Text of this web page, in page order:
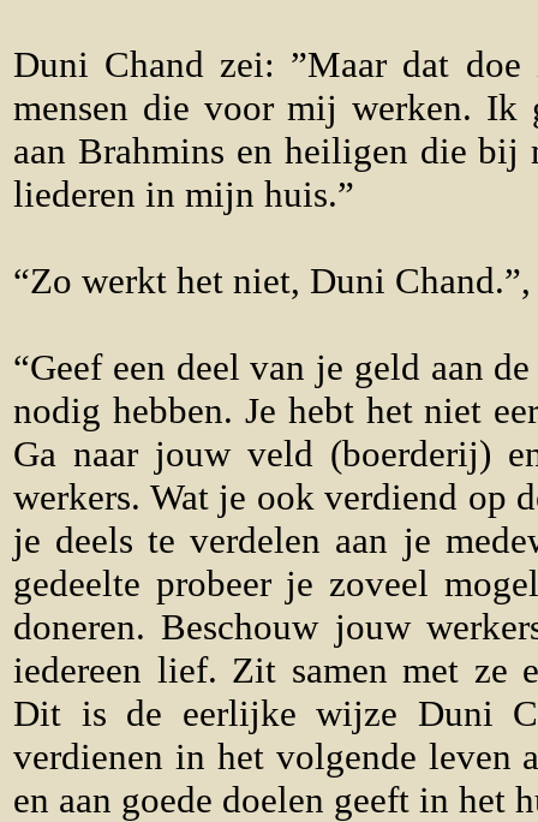
Duni Chand zei: ”Maar dat
mensen die voor mij werken. Ik
aan Brahmins en heiligen die bij
liederen in mijn huis.”
“Zo werkt het niet, Duni
“Geef een deel van je geld aan
nodig hebben. Je hebt het niet
Ga naar jouw veld (boerderij)
werkers. Wat je ook verdiend op
je deels te verdelen aan je
gedeelte probeer je zoveel
doneren. Beschouw jouw
iedereen lief. Zit samen met ze
Dit is de eerlijke wijze Duni
verdienen in het volgende leven
en aan goede doelen geeft in het